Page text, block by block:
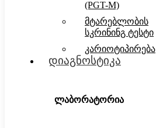
(PGT-M)
მტარებლობის
სკრინინგ ტესტი
კარიოტიპირება
დიაგნოსტიკა
ლაბორატორია